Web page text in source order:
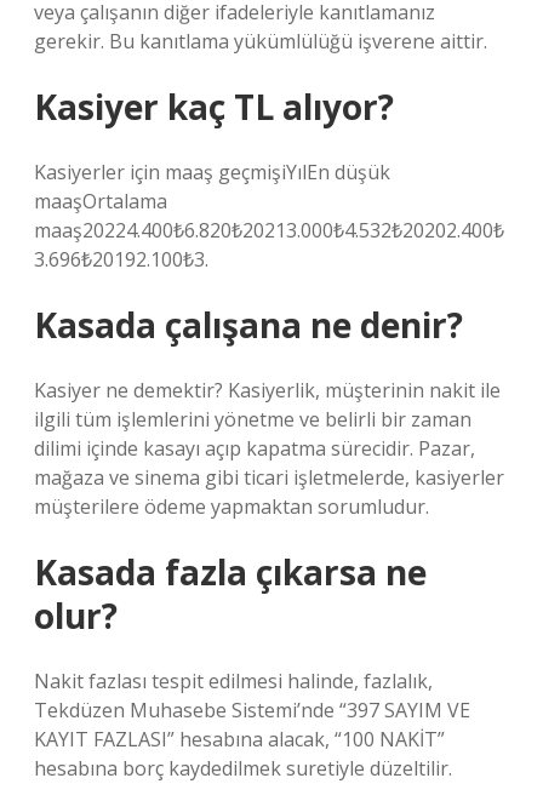
veya çalışanın diğer ifadeleriyle kanıtlamanız
gerekir. Bu kanıtlama yükümlülüğü işverene aittir.
Kasiyer kaç TL alıyor?
Kasiyerler için maaş geçmişiYılEn düşük
maaşOrtalama
maaş20224.400₺6.820₺20213.000₺4.532₺20202.400₺
3.696₺20192.100₺3.
Kasada çalışana ne denir?
Kasiyer ne demektir? Kasiyerlik, müşterinin nakit ile
ilgili tüm işlemlerini yönetme ve belirli bir zaman
dilimi içinde kasayı açıp kapatma sürecidir. Pazar,
mağaza ve sinema gibi ticari işletmelerde, kasiyerler
müşterilere ödeme yapmaktan sorumludur.
Kasada fazla çıkarsa ne
olur?
Nakit fazlası tespit edilmesi halinde, fazlalık,
Tekdüzen Muhasebe Sistemi’nde “397 SAYIM VE
KAYIT FAZLASI” hesabına alacak, “100 NAKİT”
hesabına borç kaydedilmek suretiyle düzeltilir.